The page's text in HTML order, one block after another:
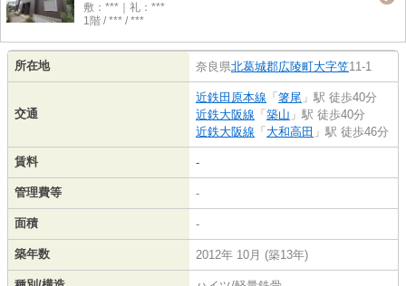
敷：***｜礼：***
1階 / *** / ***
所在地 奈良県北葛城郡広陵町大字笠11-1
交通
近鉄田原本線 「 箸尾 」駅 徒歩40分
近鉄大阪線 「 築山 」駅 徒歩40分
近鉄大阪線 「 大和高田 」駅 徒歩46分
賃料 -
管理費等 -
面積 -
築年数 2012年 10月 (築13年)